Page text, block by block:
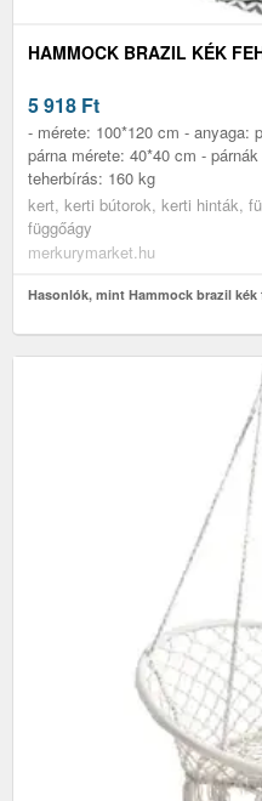
HAMMOCK BRAZIL KÉK
5 918 Ft
- mérete: 100*120 cm - anyaga:
párna mérete: 40*40 cm -
teherbírás: 160 kg
kert, kerti bútorok, kerti hinták,
függőágy
merkurymarket.hu
Hasonlók, mint Hammock brazil kék